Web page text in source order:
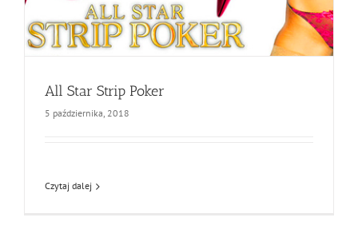
All Star Strip Poker
5 października, 2018
Czytaj dalej